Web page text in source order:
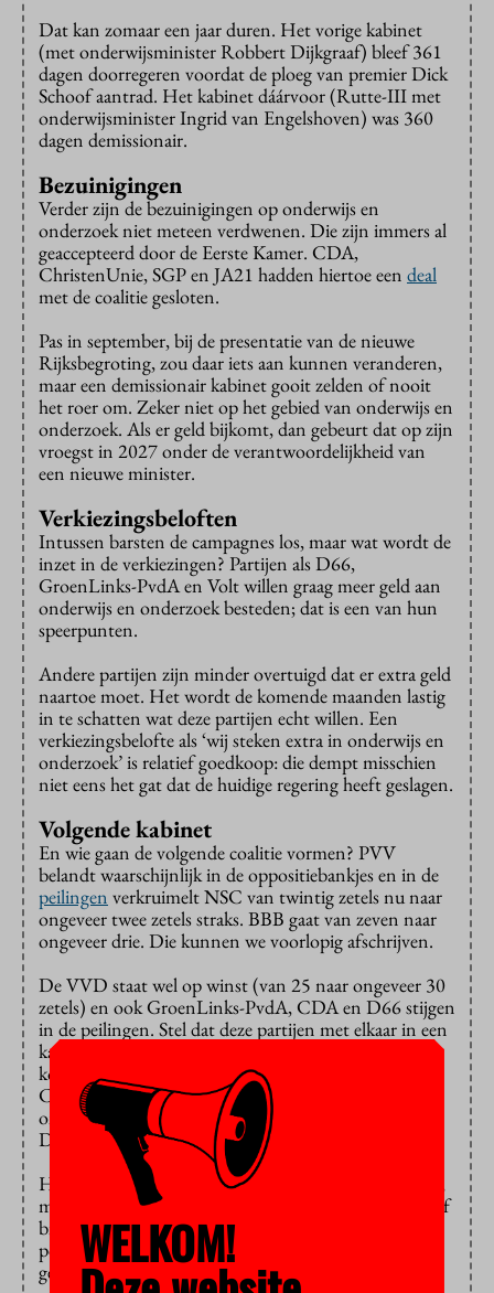
Dat kan zomaar een jaar duren. Het vorige kabinet
(met onderwijsminister Robbert Dijkgraaf) bleef 361
dagen doorregeren voordat de ploeg van premier Dick
Schoof aantrad. Het kabinet dáárvoor (Rutte-III met
onderwijsminister Ingrid van Engelshoven) was 360
dagen demissionair.
Bezuinigingen
Verder zijn de bezuinigingen op onderwijs en
onderzoek niet meteen verdwenen. Die zijn immers al
geaccepteerd door de Eerste Kamer. CDA,
ChristenUnie, SGP en JA21 hadden hiertoe een deal
met de coalitie gesloten.
Pas in september, bij de presentatie van de nieuwe
Rijksbegroting, zou daar iets aan kunnen veranderen,
maar een demissionair kabinet gooit zelden of nooit
het roer om. Zeker niet op het gebied van onderwijs en
onderzoek. Als er geld bijkomt, dan gebeurt dat op zijn
vroegst in 2027 onder de verantwoordelijkheid van
een nieuwe minister.
Verkiezingsbeloften
Intussen barsten de campagnes los, maar wat wordt de
inzet in de verkiezingen? Partijen als D66,
GroenLinks-PvdA en Volt willen graag meer geld aan
onderwijs en onderzoek besteden; dat is een van hun
speerpunten.
Andere partijen zijn minder overtuigd dat er extra geld
naartoe moet. Het wordt de komende maanden lastig
in te schatten wat deze partijen echt willen. Een
verkiezingsbelofte als ‘wij steken extra in onderwijs en
onderzoek’ is relatief goedkoop: die dempt misschien
niet eens het gat dat de huidige regering heeft geslagen.
Volgende kabinet
En wie gaan de volgende coalitie vormen? PVV
belandt waarschijnlijk in de oppositiebankjes en in de
peilingen verkruimelt NSC van twintig zetels nu naar
ongeveer twee zetels straks. BBB gaat van zeven naar
ongeveer drie. Die kunnen we voorlopig afschrijven.
De VVD staat wel op winst (van 25 naar ongeveer 30
zetels) en ook GroenLinks-PvdA, CDA en D66 stijgen
in de peilingen. Stel dat deze partijen met elkaar in een
kabinet belanden, dan is het zeer de vraag wat eruit
komt op het gebied van onderwijs en onderzoek. Het
CDAwildeongeveer net zo hard op onderwijs en
onderzoek bezuinigen als het kabinet nu doet, terwijl
D66 en GroenLinks-PvdA juist willen investeren.
Het compromis zou kunnen zijn: extra investeringen,
maar dan vooral in economisch nuttige opleidingen of
bijvoorbeeld in onderzoek voor Defensie. Je kunt de
politieke strijd al zien aankomen, want met name de
geesteswetenschappen krijgen het dan zwaar.
WELKOM!